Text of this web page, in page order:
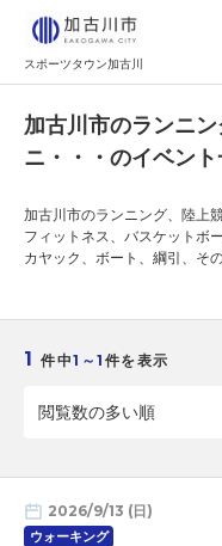
スポーツタウン加古川
加古川市のランニ
ニ・・・のイベン
加古川市のランニング、陸上
フィットネス、バスケットボ
カヤック、ボート、綱引、そ
1 件中1～1 件を表示
2026/9/13 (日)
ウォーキング